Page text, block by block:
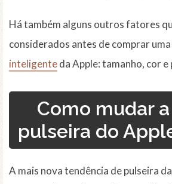
Há também alguns outros fatores
considerados antes de comprar
inteligenteda Apple: tamanho, cor e
Como mudar
pulseira do
A mais nova tendência de pulseira